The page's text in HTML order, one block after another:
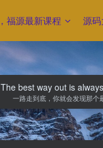
福源最新课程 源
The best way out is
一路走到底，你就会发现那个